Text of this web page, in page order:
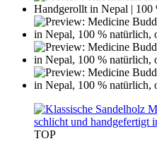
TOP